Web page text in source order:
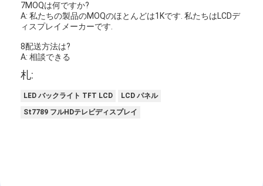
7MOQは何ですか?
A: 私たちの製品のMOQのほとんどは1Kです. 私たちはLCDデ
ィスプレイメーカーです.
8配送方法は?
A: 相談できる
札:
LED バックライト TFT LCD
LCD パネル
St7789 フルHDテレビディスプレイ